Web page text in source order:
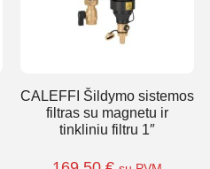
CALEFFI Šildymo sistemos
filtras su magnetu ir
tinkliniu filtru 1″